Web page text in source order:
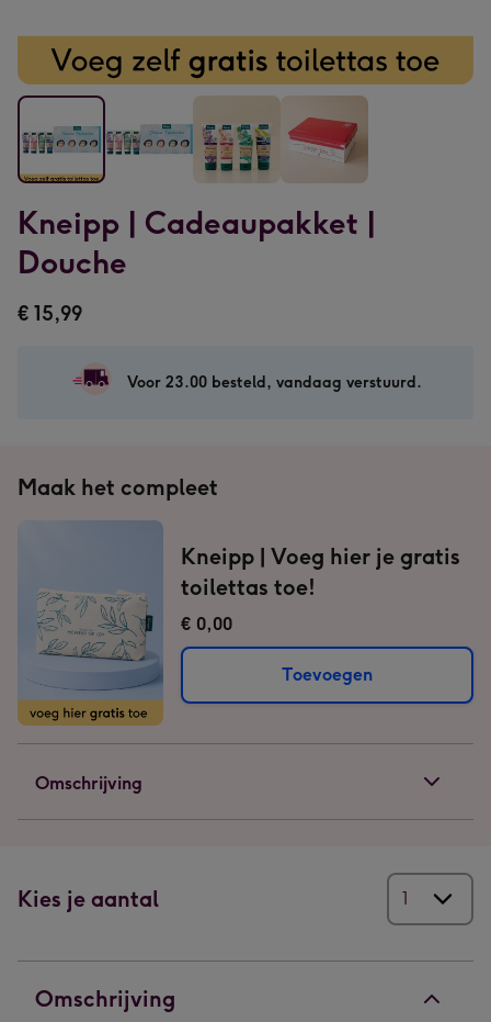
Cadeaupakket
Douche
afbeelding
|
Cadeaupakket
|
|
Cadeaupakket
|
Kneipp | Cadeaupakket |
Douche
€ 15,99
Voor 23.00 besteld, vandaag verstuurd.
Maak het compleet
Kneipp | Voeg hier je gratis
toilettas toe!
€ 0,00
Toevoegen
Omschrijving
Kies je aantal
Omschrijving